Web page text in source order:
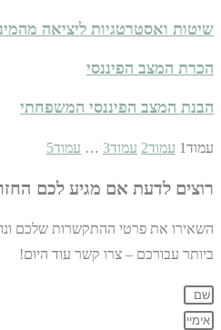
שיטות ואסטרטגיות ליציאה
הכרת המצב הפיננסי
הבנת המצב הפיננסי המשפחתי
עמוד1 עמוד2 עמוד3
… עמוד5
רוצים לדעת אם מגיע לכם
השאירו את פרטי ההתקשרות שלכם
ביותר עבורכם – צרו קשר עוד היום!